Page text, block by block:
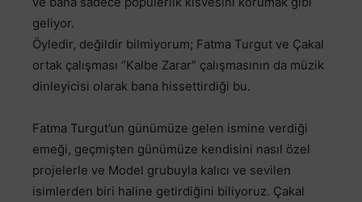
geliyor.
Öyledir, değildir bilmiyorum; Fatma Turgut ve Çakal
ortak çalışması “Kalbe Zarar” çalışmasının da müzik
dinleyicisi olarak bana hissettirdiği bu.
Fatma Turgut’un günümüze gelen ismine verdiği
emeği, geçmişten günümüze kendisini nasıl özel
projelerle ve Model grubuyla kalıcı ve sevilen
isimlerden biri haline getirdiğini biliyoruz. Çakal